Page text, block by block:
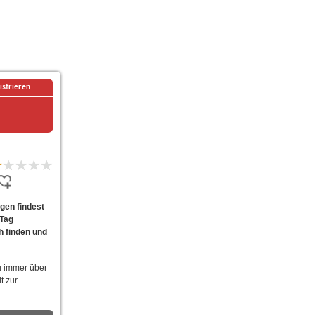
findest
finden und
immer über
zur